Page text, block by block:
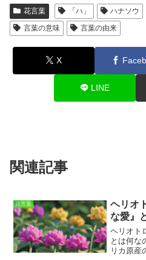
花言葉 「ハ」 ハナソウ
言葉の意味
言葉の由来
X
LINE
関連記事
花言葉
ヘリオ
な愛』
ヘリオト
とは何な
リカ原産